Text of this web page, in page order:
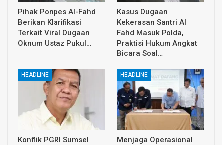
Pihak Ponpes Al-Fahd
Berikan Klarifikasi
Terkait Viral Dugaan
Oknum Ustaz Pukul…
Kasus Dugaan
Kekerasan Santri Al
Fahd Masuk Polda,
Praktisi Hukum Angkat
Bicara Soal…
HEADLINE
Konflik PGRI Sumsel
HEADLINE
Menjaga Operasional